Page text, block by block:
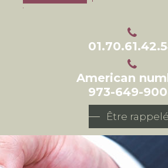
American
973-649-
Être rappelé